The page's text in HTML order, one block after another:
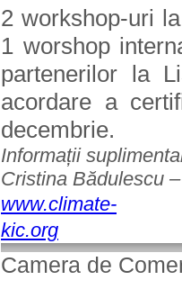
2 workshop-uri
1 worshop
partenerilor la
acordare a
decembrie.
Informații
Cristina Bădulescu
www.climate-
kic.org
Camera de